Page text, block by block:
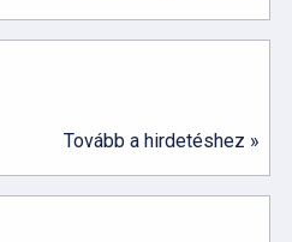
Tovább a hirdetéshez »